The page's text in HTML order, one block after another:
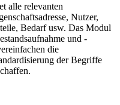
alle relevanten
Nutzer,
Bedarf usw. Das Modul
und -
die
der Begriffe